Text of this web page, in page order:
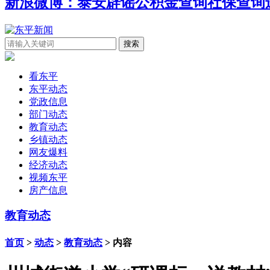
看东平
东平动态
党政信息
部门动态
教育动态
乡镇动态
网友爆料
经济动态
视频东平
房产信息
教育动态
首页 > 动态 > 教育动态 > 内容